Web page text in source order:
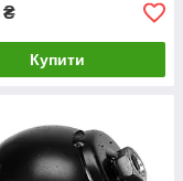
₴
Купити